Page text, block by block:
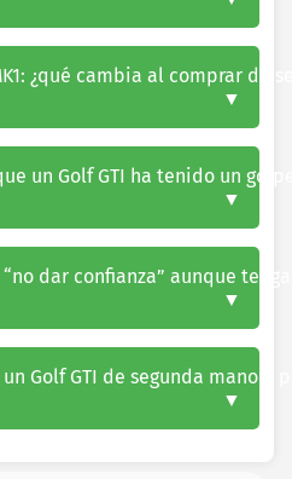
¿qué cambia al comprar de
un Golf GTI ha tenido un
“no dar confianza” aunque
Golf GTI de segunda mano a